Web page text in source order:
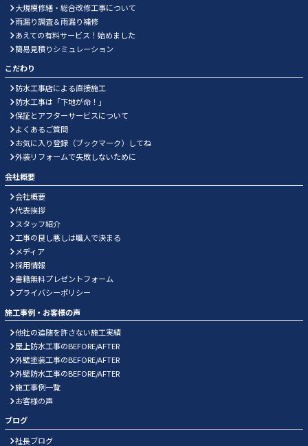
大規模修繕・総合改修工事について
雨漏り調査＆雨漏り補修
あえての有料サービス！始めました
簡易見積りシミュレーション
こだわり
防水工事店による直接施工
防水工事は「下地が命！」
保証とアフターサービスについて
よくあるご質問
お気に入り登録（ブックマーク）してね
外装リフォームで失敗しないために
会社概要
会社概要
代表挨拶
スタッフ紹介
工事の良し悪しは職人で決まる
メディア
採用情報
書籍無料プレゼントフォーム
プライバシーポリシー
施工事例・お客様の声
他社の追随を許さない施工実績
屋上防水工事のBEFORE/AFTER
外壁塗装工事のBEFORE/AFTER
外壁防水工事のBEFORE/AFTER
施工事例一覧
お客様の声
ブログ
社長ブログ